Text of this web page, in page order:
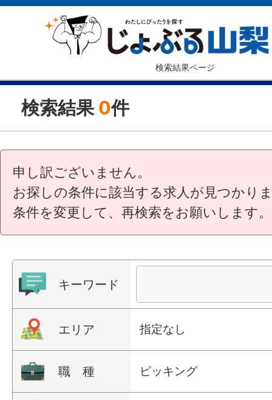
検索結果ページ
検索結果 0件
申し訳ございません。
お探しの条件に該当する求人が見つかり
条件を変更して、再検索をお願いします。
キーワード
エリア 指定なし
職 種 ピッキング